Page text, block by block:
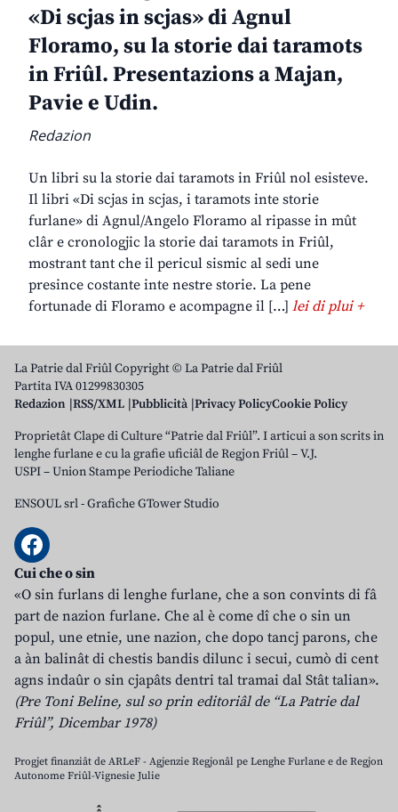
«Di scjas in scjas» di Agnul
Floramo, su la storie dai taramots
in Friûl. Presentazions a Majan,
Pavie e Udin.
Redazion
Un libri su la storie dai taramots in Friûl nol esisteve.
Il libri «Di scjas in scjas, i taramots inte storie
furlane» di Agnul/Angelo Floramo al ripasse in mût
clâr e cronologjic la storie dai taramots in Friûl,
mostrant tant che il pericul sismic al sedi une
presince costante inte nestre storie. La pene
fortunade di Floramo e acompagne il […] lei di plui +
La Patrie dal Friûl Copyright © La Patrie dal Friûl
Partita IVA 01299830305
Redazion RSS/XML Pubblicità Privacy PolicyCookie Policy
Proprietât Clape di Culture “Patrie dal Friûl”. I articui a son scrits in
lenghe furlane e cu la grafie uficiâl de Regjon Friûl – V.J.
USPI – Union Stampe Periodiche Taliane
ENSOUL srl-Grafiche GTower Studio
Cui che o sin
«O sin furlans di lenghe furlane, che a son convints di fâ
part de nazion furlane. Che al è come dî che o sin un
popul, une etnie, une nazion, che dopo tancj parons, che
a àn balinât di chestis bandis dilunc i secui, cumò di cent
agns indaûr o sin cjapâts dentri tal tramai dal Stât talian».
(Pre Toni Beline, sul so prin editoriâl de “La Patrie dal
Friûl”, Dicembar 1978)
Progjet finanziât de ARLeF - Agjenzie Regjonâl pe Lenghe Furlane e de Regjon
Autonome Friûl-Vignesie Julie